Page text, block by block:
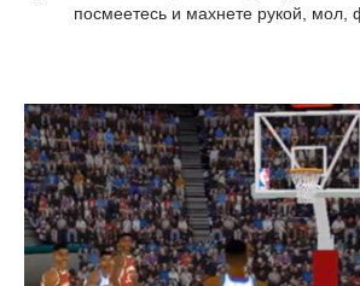
посмеетесь и махнете рукой, мол,